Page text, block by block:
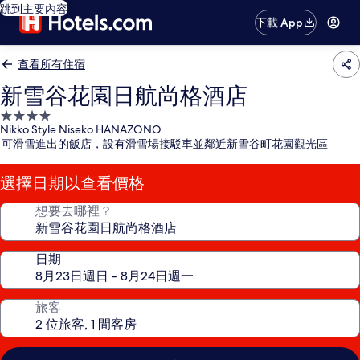
跳到主要內容
下載 App
查看所有住宿
新雪谷花園日航尚格酒店
4.0
星
級
住
宿
Nikko Style Niseko HANAZONO
可滑雪進出的飯店，設有滑雪場接駁車並鄰近新雪谷町花園觀光區
選擇日期以查看價格
想要去哪裡？
日期
旅客